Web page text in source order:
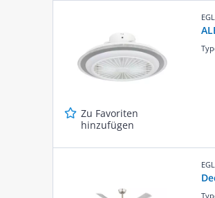
Zu Favoriten
hinzufügen